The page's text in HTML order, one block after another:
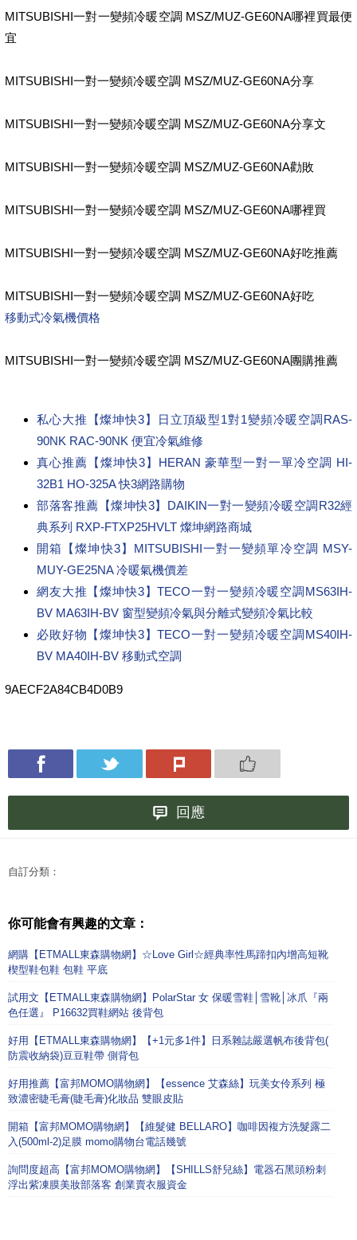
MITSUBISHI一對一變頻冷暖空調 MSZ/MUZ-GE60NA哪裡買最便
宜
MITSUBISHI一對一變頻冷暖空調 MSZ/MUZ-GE60NA分享
MITSUBISHI一對一變頻冷暖空調 MSZ/MUZ-GE60NA分享文
MITSUBISHI一對一變頻冷暖空調 MSZ/MUZ-GE60NA勸敗
MITSUBISHI一對一變頻冷暖空調 MSZ/MUZ-GE60NA哪裡買
MITSUBISHI一對一變頻冷暖空調 MSZ/MUZ-GE60NA好吃推薦
MITSUBISHI一對一變頻冷暖空調 MSZ/MUZ-GE60NA好吃
移動式冷氣機價格
MITSUBISHI一對一變頻冷暖空調 MSZ/MUZ-GE60NA團購推薦
私心大推【燦坤快3】日立頂級型1對1變頻冷暖空調RAS-
90NK RAC-90NK 便宜冷氣維修
真心推薦【燦坤快3】HERAN 豪華型一對一單冷空調 HI-
32B1 HO-325A 快3網路購物
部落客推薦【燦坤快3】DAIKIN一對一變頻冷暖空調R32經
典系列 RXP-FTXP25HVLT 燦坤網路商城
開箱【燦坤快3】MITSUBISHI一對一變頻單冷空調 MSY-
MUY-GE25NA 冷暖氣機價差
網友大推【燦坤快3】TECO一對一變頻冷暖空調MS63IH-
BV MA63IH-BV 窗型變頻冷氣與分離式變頻冷氣比較
必敗好物【燦坤快3】TECO一對一變頻冷暖空調MS40IH-
BV MA40IH-BV 移動式空調
9AECF2A84CB4D0B9
回應
自訂分類：
你可能會有興趣的文章：
網購【ETMALL東森購物網】☆Love Girl☆經典率性馬蹄扣內增高短靴
楔型鞋包鞋 包鞋 平底
試用文【ETMALL東森購物網】PolarStar 女 保暖雪鞋│雪靴│冰爪『兩
色任選』 P16632買鞋網站 後背包
好用【ETMALL東森購物網】【+1元多1件】日系雜誌嚴選帆布後背包(
防震收納袋)豆豆鞋帶 側背包
好用推薦【富邦MOMO購物網】【essence 艾森絲】玩美女伶系列 極
致濃密睫毛膏(睫毛膏)化妝品 雙眼皮貼
開箱【富邦MOMO購物網】【維髮健 BELLARO】咖啡因複方洗髮露二
入(500ml-2)足膜 momo購物台電話幾號
詢問度超高【富邦MOMO購物網】【SHILLS舒兒絲】電器石黑頭粉刺
浮出紫凍膜美妝部落客 創業賣衣服資金